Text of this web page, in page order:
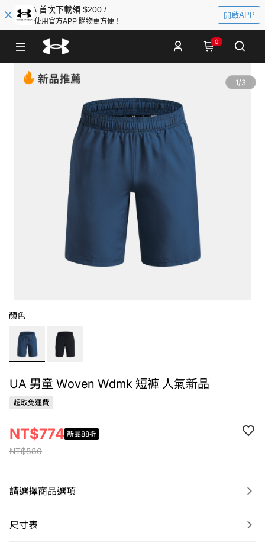
\ 首次下載領 $200 /
使用官方APP 購物更方便！
開啟APP
0
1/3
顏色
UA 男童 Woven Wdmk 短褲 人氣新品
超取免運費
NT$880
NT$774 新品88折
請選擇商品選項
尺寸表